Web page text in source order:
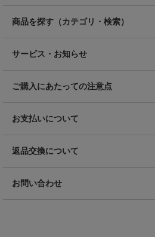
商品を探す（カテゴリ・検索）
サービス・お知らせ
ご購入にあたっての注意点
お支払いについて
返品交換について
お問い合わせ